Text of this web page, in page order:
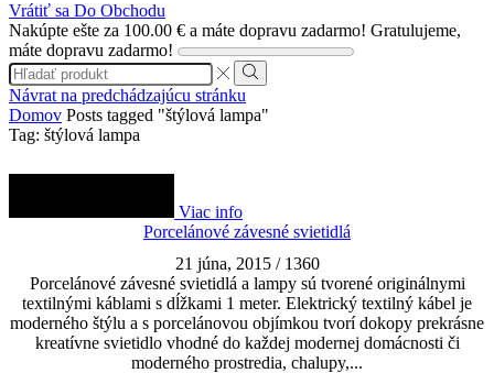
Vrátiť sa Do Obchodu
Nakúpte ešte za 100.00 € a máte dopravu zadarmo! Gratulujeme,
máte dopravu zadarmo!
Search
input
Search
Návrat na predchádzajúcu stránku
Domov Posts tagged "štýlová lampa"
Tag: štýlová lampa
Viac info
Porcelánové závesné svietidlá
21 júna, 2015 / 1360
Porcelánové závesné svietidlá a lampy sú tvorené originálnymi
textilnými káblami s dĺžkami 1 meter. Elektrický textilný kábel je
moderného štýlu a s porcelánovou objímkou tvorí dokopy prekrásne
kreatívne svietidlo vhodné do každej modernej domácnosti či
moderného prostredia, chalupy,...